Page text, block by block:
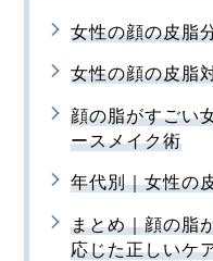
女性の顔の皮脂
女性の顔の皮脂
顔の脂がすごい
ースメイク術
年代別｜女性の
まとめ｜顔の脂
応じた正しいケ